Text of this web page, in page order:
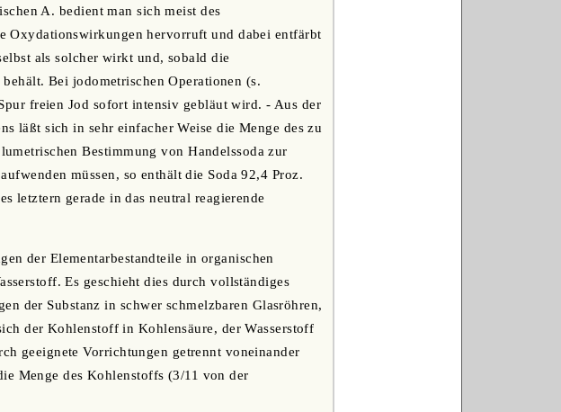
A. bedient man sich meist des
Oxydationswirkungen hervorruft und dabei entfärbt
als solcher wirkt und, sobald die
Bei jodometrischen Operationen (s.
freien Jod sofort intensiv gebläut wird. - Aus der
läßt sich in sehr einfacher Weise die Menge des zu
Bestimmung von Handelssoda zur
müssen, so enthält die Soda 92,4 Proz.
letztern gerade in das neutral reagierende
der Elementarbestandteile in organischen
Es geschieht dies durch vollständiges
der Substanz in schwer schmelzbaren Glasröhren,
der Kohlenstoff in Kohlensäure, der Wasserstoff
geeignete Vorrichtungen getrennt voneinander
Menge des Kohlenstoffs (3/11 von der